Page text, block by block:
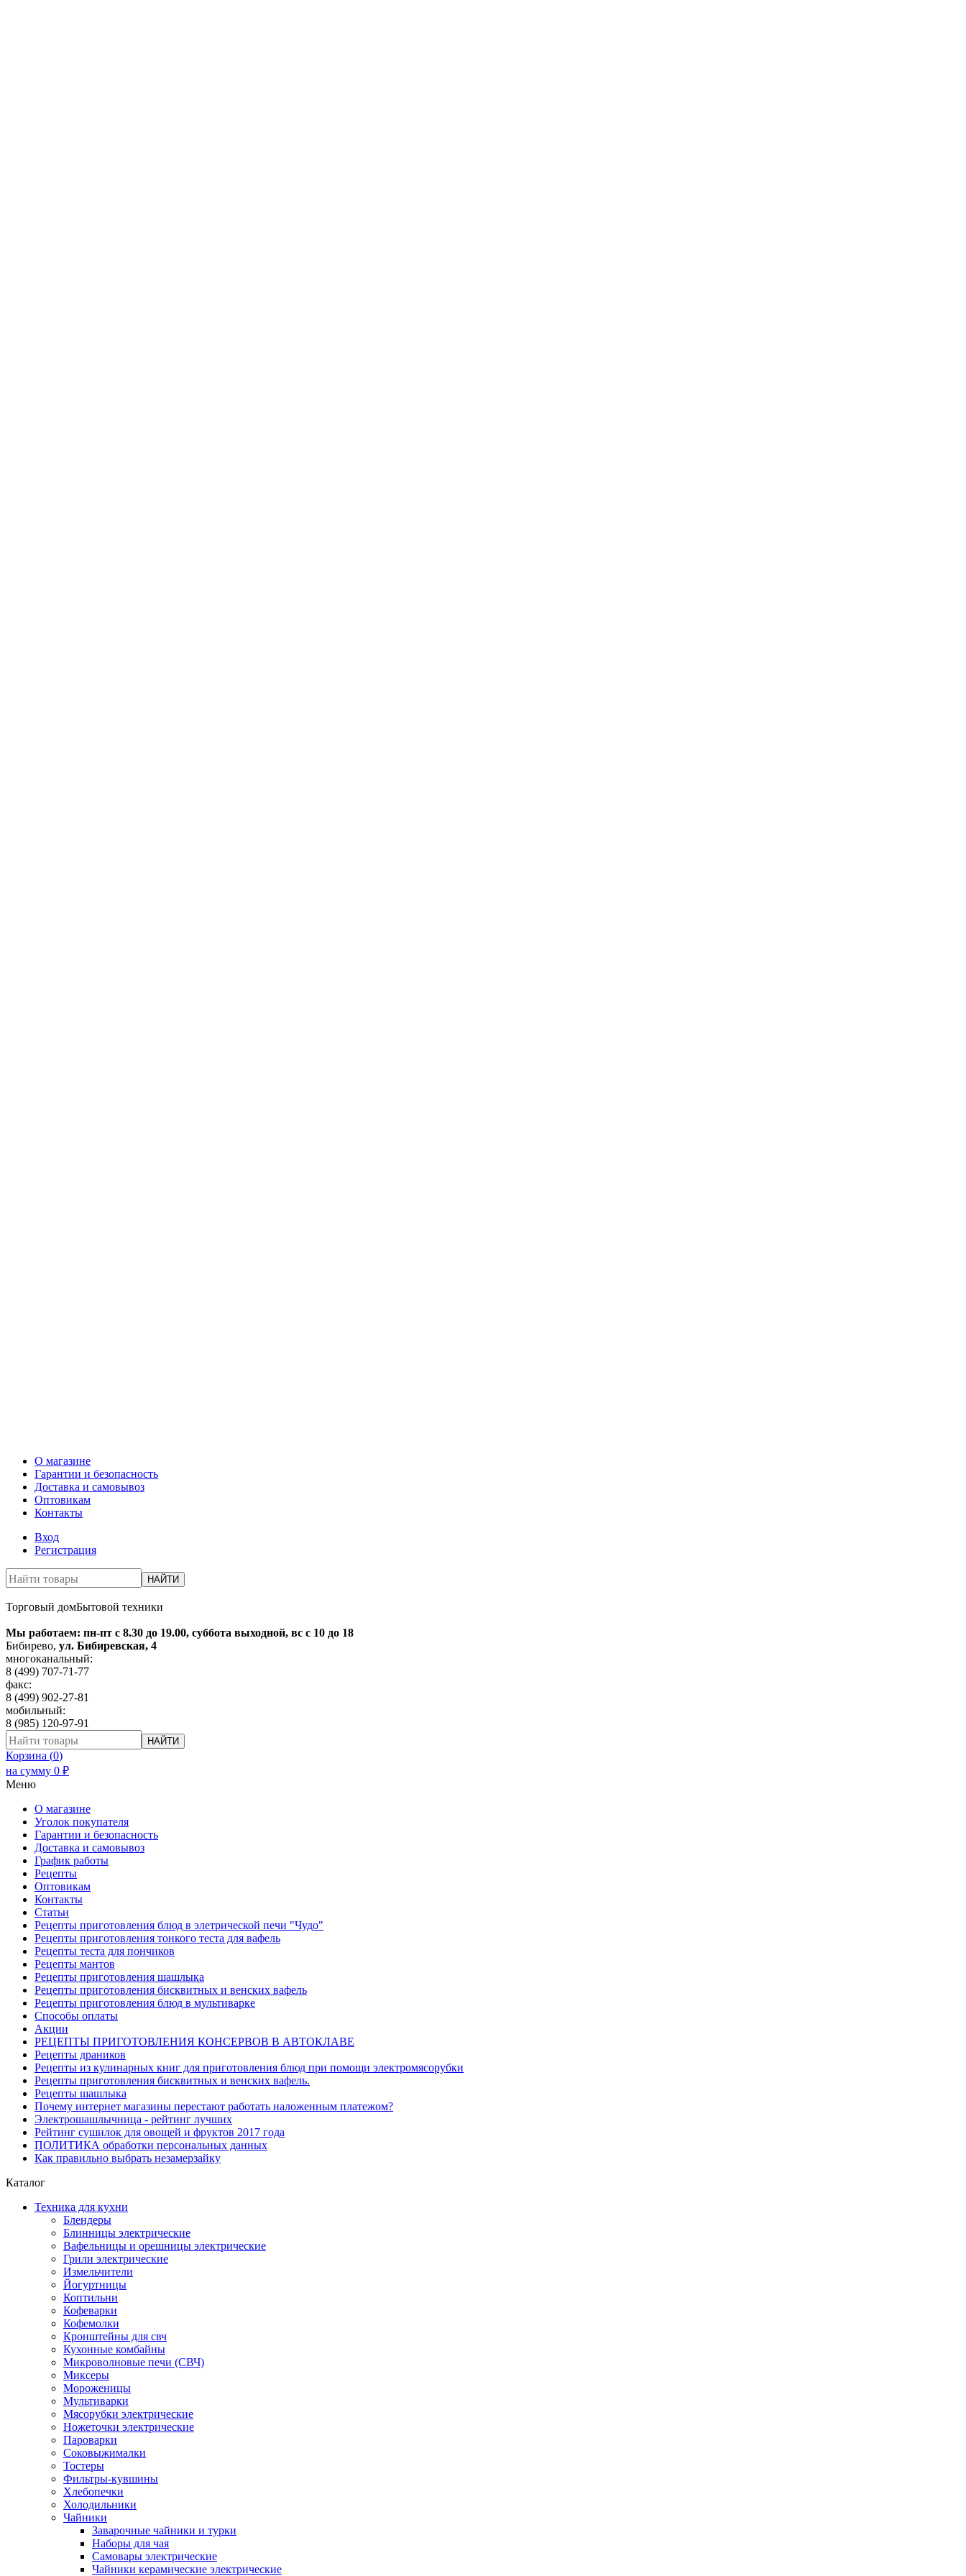
О магазине
Гарантии и безопасность
Доставка и самовывоз
Оптовикам
Контакты
Вход
Регистрация
НАЙТИ
Торговый домБытовой техники
Мы работаем: пн-пт с 8.30 до 19.00, суббота выходной, вс с 10 до 18
Бибирево, ул. Бибиревская, 4
многоканальный:
8 (499) 707-71-77
факс:
8 (499) 902-27-81
мобильный:
8 (985) 120-97-91
НАЙТИ
Корзина (0)
на сумму 0 ₽
Меню
О магазине
Уголок покупателя
Гарантии и безопасность
Доставка и самовывоз
График работы
Рецепты
Оптовикам
Контакты
Статьи
Рецепты приготовления блюд в элетрической печи "Чудо"
Рецепты приготовления тонкого теста для вафель
Рецепты теста для пончиков
Рецепты мантов
Рецепты приготовления шашлыка
Рецепты приготовления бисквитных и венских вафель
Рецепты приготовления блюд в мультиварке
Способы оплаты
Акции
РЕЦЕПТЫ ПРИГОТОВЛЕНИЯ КОНСЕРВОВ В АВТОКЛАВЕ
Рецепты драников
Рецепты из кулинарных книг для приготовления блюд при помощи электромясорубки
Рецепты приготовления бисквитных и венских вафель.
Рецепты шашлыка
Почему интернет магазины перестают работать наложенным платежом?
Электрошашлычница - рейтинг лучших
Рейтинг сушилок для овощей и фруктов 2017 года
ПОЛИТИКА обработки персональных данных
Как правильно выбрать незамерзайку
Каталог
Техника для кухни
Блендеры
Блинницы электрические
Вафельницы и орешницы электрические
Грили электрические
Измельчители
Йогуртницы
Коптильни
Кофеварки
Кофемолки
Кронштейны для свч
Кухонные комбайны
Микроволновые печи (СВЧ)
Миксеры
Мороженицы
Мультиварки
Мясорубки электрические
Ножеточки электрические
Пароварки
Соковыжималки
Тостеры
Фильтры-кувшины
Хлебопечки
Холодильники
Чайники
Заварочные чайники и турки
Наборы для чая
Самовары электрические
Чайники керамические электрические